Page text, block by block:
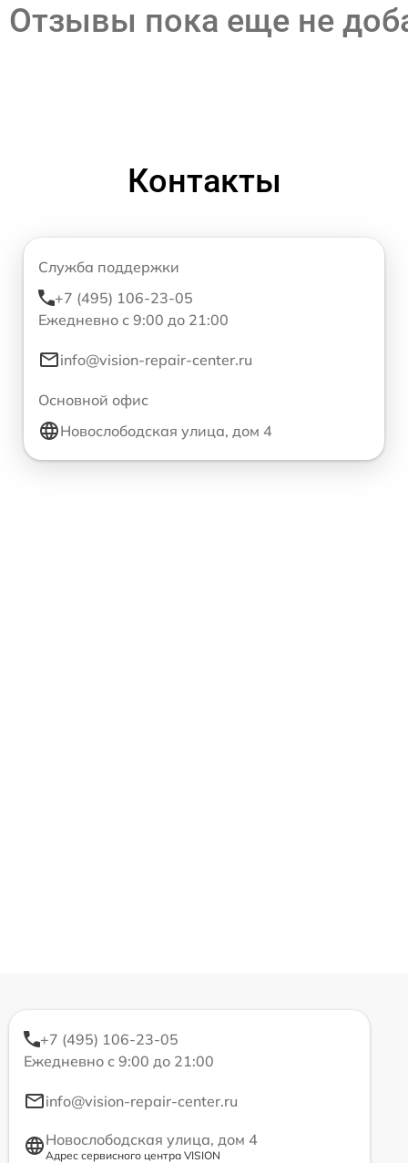
Отзывы пока еще не
Контакты
Служба поддержки
+7 (495) 106-23-05
Ежедневно с 9:00 до 21:00
info@vision-repair-center.ru
Основной офис
Новослободская улица, дом 4
+7 (495) 106-23-05
Ежедневно с 9:00 до 21:00
info@vision-repair-center.ru
Новослободская улица, дом 4
Адрес сервисного центра VISION